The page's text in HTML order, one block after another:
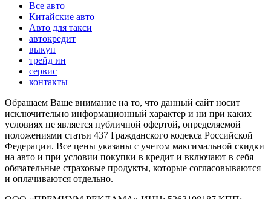
Все авто
Китайские авто
Авто для такси
автокредит
выкуп
трейд ин
сервис
контакты
Обращаем Ваше внимание на то, что данный сайт носит
исключительно информационный характер и ни при каких
условиях не является публичной офертой, определяемой
положениями статьи 437 Гражданского кодекса Российской
Федерации. Все цены указаны с учетом максимальной скидки
на авто и при условии покупки в кредит и включают в себя
обязательные страховые продукты, которые согласовываются
и оплачиваются отдельно.